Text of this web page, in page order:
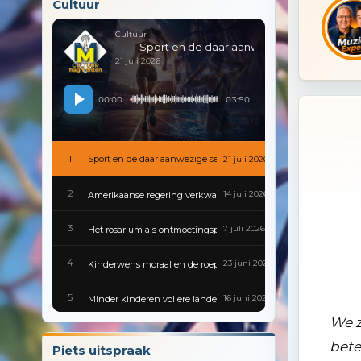
Cultuur
Cultuur
Sport en de daar aanwezige sex
21 juli 2026
00:00 03:50
1 Sport en de daar aanwezige sex 21 juli 2026
2 Amerikaanse regering verkwanselt kennis en geschiedenis
14 juli 2026
3 Het rosarium als ontmoetingsplek7 juli 2026
4 Kinderwens moraal en de roeptoeters van de
23 juni 2026
5 Minder kinderen vollere landen en gesloten scholen
16 juni 2026
6 Gevaarlijke besmettingen zijn van alle tijden
9 juni 2026
Piets uitspraak
We